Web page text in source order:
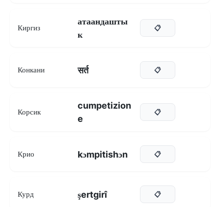
Киргиз
атаандашты
к
📋
Конкани सर्त 📋
Корсик
cumpetizion
e
📋
Крио kɔmpitishɔn 📋
Курд şertgirî 📋